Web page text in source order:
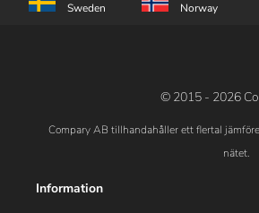
Sweden Norway
© 2015 - 2026
Compary AB tillhandahåller ett flertal
nätet.
Information